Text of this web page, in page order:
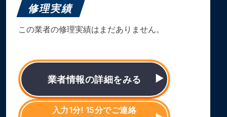
修理実績
この業者の修理実績はまだありません。
業者情報の詳細をみる
入力1分! 15分でご連絡